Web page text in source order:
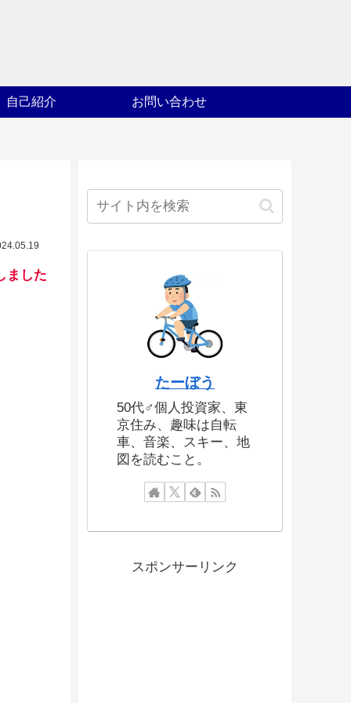
自己紹介 お問い合わせ
ました
たーぼう
50代♂個人投資家、東
京住み、趣味は自転
車、音楽、スキー、地
図を読むこと。
スポンサーリンク